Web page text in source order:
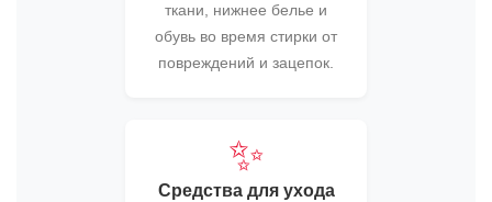
ткани, нижнее белье и
обувь во время стирки от
повреждений и зацепок.
✨
Средства для ухода